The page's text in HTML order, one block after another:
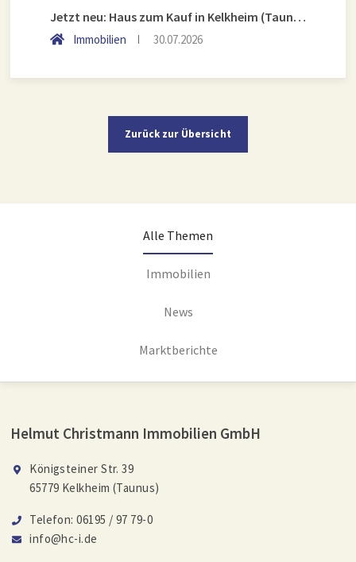
Jetzt neu: Haus zum Kauf in Kelkheim (Taunus)
Immobilien 30.07.2026
Zurück zur Übersicht
Alle Themen
Immobilien
News
Marktberichte
Helmut Christmann Immobilien GmbH
Königsteiner Str. 39
65779 Kelkheim (Taunus)
Telefon: 06195 / 97 79-0
info@hc-i.de